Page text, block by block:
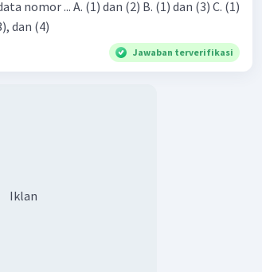
B. (1) dan (3) C. (1)
(1), (2),(3), dan (4)
Jawaban terverifikasi
Iklan